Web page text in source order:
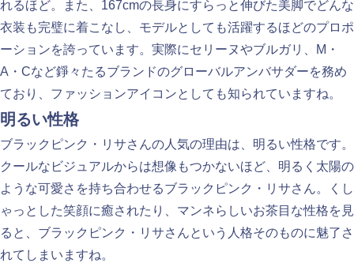
れるほど。また、167cmの長身にすらっと伸びた美脚でどんな
衣装も完璧に着こなし、モデルとしても活躍するほどのプロポ
ーションを誇っています。実際にセリーヌやブルガリ、M・
A・Cなど錚々たるブランドのグローバルアンバサダーを務め
ており、ファッションアイコンとしても知られていますね。
明るい性格
ブラックピンク・リサさんの人気の理由は、明るい性格です。
クールなビジュアルからは想像もつかないほど、明るく太陽の
ような可愛さを持ち合わせるブラックピンク・リサさん。くし
ゃっとした笑顔に癒されたり、マンネらしいお茶目な性格を見
ると、ブラックピンク・リサさんという人格そのものに魅了さ
れてしまいますね。